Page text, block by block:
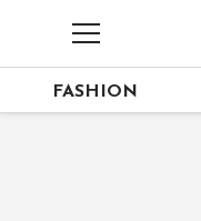
FASHION